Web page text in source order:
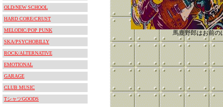
OLD/NEW SCHOOL
HARD CORE/CRUST
MELODIC/POP PUNK
SKA/PSYCHOBILLY
ROCK/ALTERNATIVE
EMOTIONAL
GARAGE
CLUB MUSIC
TシャツGOODS
馬鹿野郎はお前の